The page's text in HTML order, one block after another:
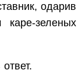
одарив
зеленых